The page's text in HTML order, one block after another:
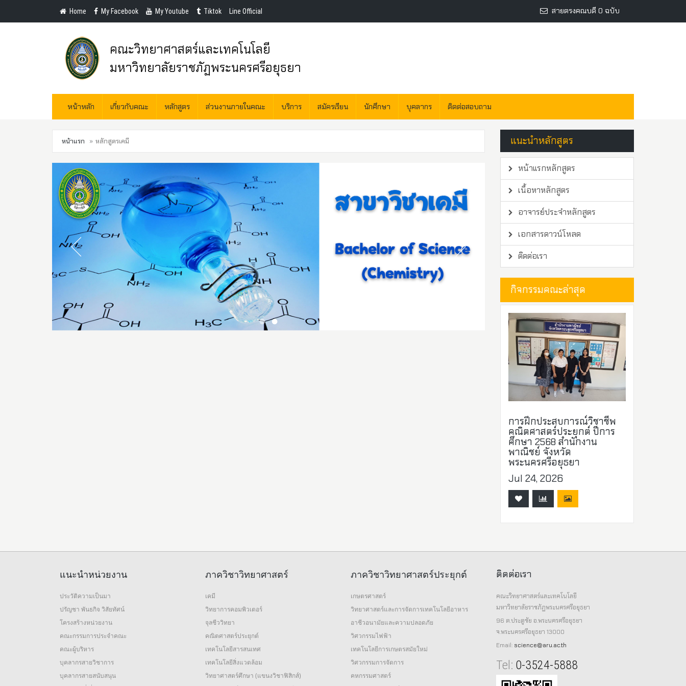
Home My Facebook My Youtube Tiktok Line Official สายตรงคณบดี 0 ฉบับ
คณะวิทยาศาสตร์และเทคโนโลยี
มหาวิทยาลัยราชภัฏพระนครศรีอยุธยา
หน้าหลัก เกี่ยวกับคณะ หลักสูตร ส่วนงานภายในคณะ บริการ สมัครเรียน นักศึกษา บุคลากร ติดต่อสอบถาม
หน้าแรก หลักสูตรเคมี แนะนำหลักสูตร
หน้าแรกหลักสูตร
เนื้อหาหลักสูตร
อาจารย์ประจำหลักสูตร
เอกสารดาวน์โหลด
ติดต่อเรา
กิจกรรมคณะล่าสุด
การฝึกประสบการณ์วิชาชีพ
คณิตศาสตร์ประยุกต์ ปีการ
ศึกษา 2568 สำนักงาน
พาณิชย์ จังหวัด
พระนครศรีอยุธยา
Jul 24, 2026
แนะนำหน่วยงาน
ประวัติความเป็นมา
ปรัญชา พันธกิจ วิสัยทัศน์
โครงสร้างหน่วยงาน
คณะกรรมการประจำคณะ
คณะผู้บริหาร
บุคลากรสายวิชาการ
บุคลากรสายสนับสนุน
ภาควิชาวิทยาศาสตร์
เคมี
วิทยาการคอมพิวเตอร์
จุลชีววิทยา
คณิตศาสตร์ประยุกต์
เทคโนโลยีสารสนเทศ
เทคโนโลยีสิ่งแวดล้อม
วิทยาศาสตร์ศึกษา (แขนงวิชาฟิสิกส์)
ภาควิชาวิทยาศาสตร์ประยุกต์
เกษตรศาสตร์
วิทยาศาสตร์และการจัดการเทคโนโลยีอาหาร
อาชีวอนามัยและความปลอดภัย
วิศวกรรมไฟฟ้า
เทคโนโลยีการเกษตรสมัยใหม่
วิศวกรรมการจัดการ
คหกรรมศาสตร์
ติดต่อเรา
คณะวิทยาศาสตร์และเทคโนโลยี
มหาวิทยาลัยราชภัฏพระนครศรีอยุธยา
96 ต.ประตูชัย อ.พระนครศรีอยุธยา
จ.พระนครศรีอยุธยา 13000
Email: science@aru.ac.th
Tel: 0-3524-5888